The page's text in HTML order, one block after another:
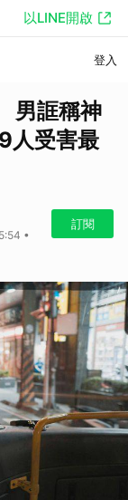
以LINE開啟
登入
男誆稱神
人受害最
•
訂閱